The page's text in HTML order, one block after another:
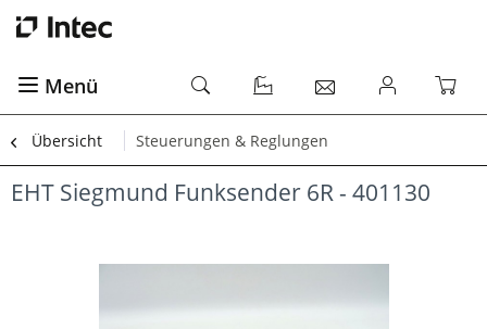
Menü
Übersicht Steuerungen & Reglungen
EHT Siegmund Funksender 6R - 401130